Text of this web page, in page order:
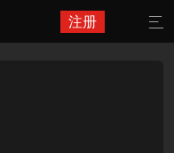
注册 